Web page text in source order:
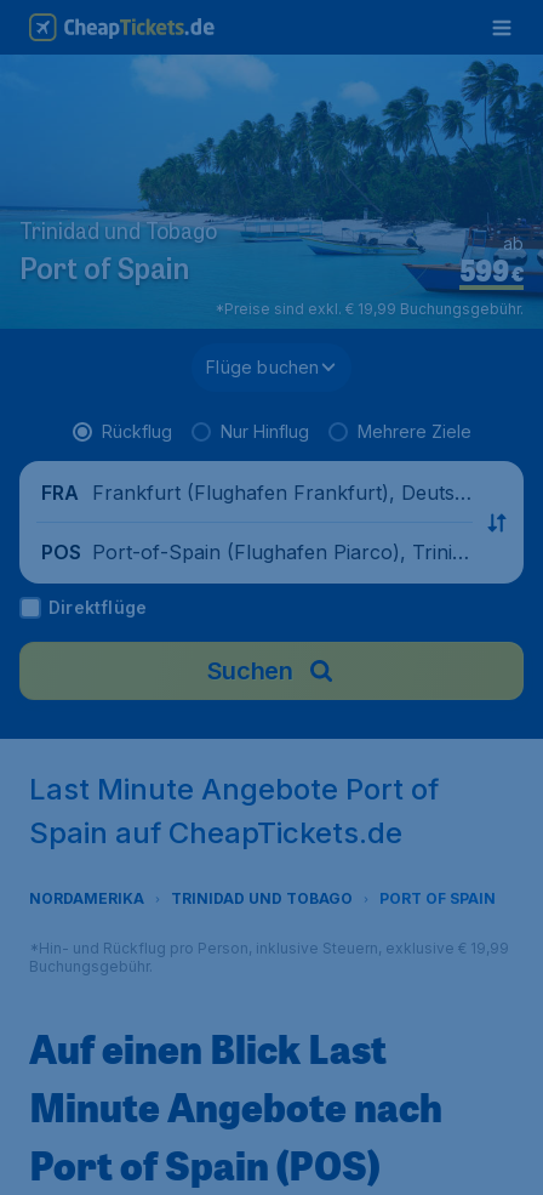
Trinidad und Tobago
Port of Spain €
599
ab
*Preise sind exkl. € 19,99 Buchungsgebühr.
Flüge buchen
Rückflug Nur Hinflug Mehrere Ziele
FRA
Frankfurt (Flughafen Frankfurt), Deutsc
POS Port-of-Spain (Flughafen Piarco), Trinid
ad und Tobago
Direktflüge
Suchen
Last Minute Angebote Port of
Spain auf CheapTickets.de
NORDAMERIKA TRINIDAD UND TOBAGO PORT OF SPAIN
*Hin- und Rückflug pro Person, inklusive Steuern, exklusive € 19,99
Buchungsgebühr.
Auf einen Blick Last
Minute Angebote nach
Port of Spain (POS)